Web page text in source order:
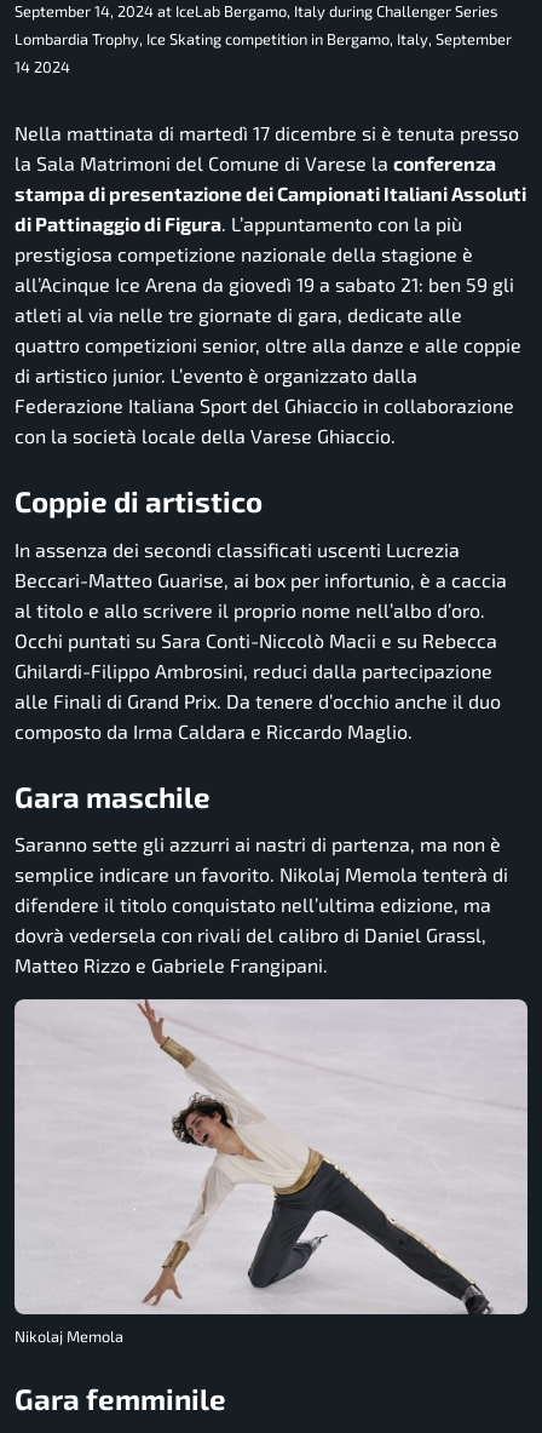
September 14, 2024 at IceLab Bergamo, Italy during Challenger Series
Lombardia Trophy, Ice Skating competition in Bergamo, Italy, September
14 2024
Nella mattinata di martedì 17 dicembre si è tenuta presso
la Sala Matrimoni del Comune di Varese la conferenza
stampa di presentazione dei Campionati Italiani Assoluti
di Pattinaggio di Figura. L’appuntamento con la più
prestigiosa competizione nazionale della stagione è
all’Acinque Ice Arena da giovedì 19 a sabato 21: ben 59 gli
atleti al via nelle tre giornate di gara, dedicate alle
quattro competizioni senior, oltre alla danze e alle coppie
di artistico junior. L’evento è organizzato dalla
Federazione Italiana Sport del Ghiaccio in collaborazione
con la società locale della Varese Ghiaccio.
Coppie di artistico
In assenza dei secondi classificati uscenti Lucrezia
Beccari-Matteo Guarise, ai box per infortunio, è a caccia
al titolo e allo scrivere il proprio nome nell’albo d’oro.
Occhi puntati su Sara Conti-Niccolò Macii e su Rebecca
Ghilardi-Filippo Ambrosini, reduci dalla partecipazione
alle Finali di Grand Prix. Da tenere d’occhio anche il duo
composto da Irma Caldara e Riccardo Maglio.
Gara maschile
Saranno sette gli azzurri ai nastri di partenza, ma non è
semplice indicare un favorito. Nikolaj Memola tenterà di
difendere il titolo conquistato nell’ultima edizione, ma
dovrà vedersela con rivali del calibro di Daniel Grassl,
Matteo Rizzo e Gabriele Frangipani.
Nikolaj Memola
Gara femminile